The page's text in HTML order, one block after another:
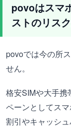
povoはスマ
ストのリス
povoでは今の所
せん。
格安SIMや大手携
ペーンとしてス
割引やキャッシ